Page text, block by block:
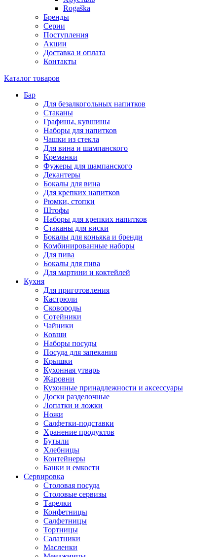
Rogaška
Бренды
Серии
Поступления
Акции
Доставка и оплата
Контакты
Каталог товаров
Бар
Для безалкогольных напитков
Стаканы
Графины, кувшины
Наборы для напитков
Чашки из стекла
Для вина и шампанского
Креманки
Фужеры для шампанского
Декантеры
Бокалы для вина
Для крепких напитков
Рюмки, стопки
Штофы
Наборы для крепких напитков
Стаканы для виски
Бокалы для коньяка и бренди
Комбинированные наборы
Для пива
Бокалы для пива
Для мартини и коктейлей
Кухня
Для приготовления
Кастрюли
Сковороды
Сотейники
Чайники
Ковши
Наборы посуды
Посуда для запекания
Крышки
Кухонная утварь
Жаровни
Кухонные принадлежности и аксессуары
Доски разделочные
Лопатки и ложки
Ножи
Салфетки-подставки
Хранение продуктов
Бутыли
Хлебницы
Контейнеры
Банки и емкости
Сервировка
Столовая посуда
Столовые сервизы
Тарелки
Конфетницы
Салфетницы
Тортницы
Салатники
Масленки